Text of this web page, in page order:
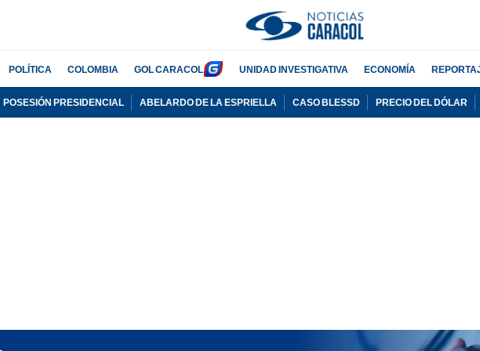
POLÍTICA COLOMBIA GOL CARACOL UNIDAD INVESTIGATIVA ECONOMÍA
POSESIÓN PRESIDENCIAL ABELARDO DE LA ESPRIELLA CASO BLESSD PRECIO DEL DÓLAR